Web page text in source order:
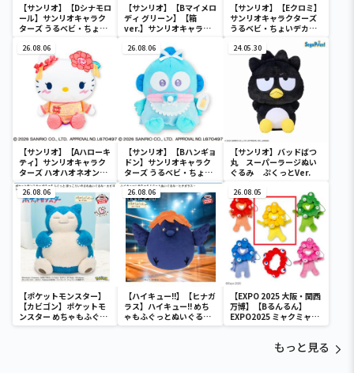
【サンリオ】【Dシナモロ
ール】サンリオキャラク
ターズ うるベビ・ちょい
【サンリオ】【Bマイメロ
ディ グリーン】【箱
ver.】サンリオキャラク
SOFVIMATES～マイメロ
ディ マーメイドver. ～
【サンリオ】【Eクロミ】
サンリオキャラクターズ
うるベビ・ちょいデカド
26.08.06
【サンリオ】【Aハローキ
ティ】サンリオキャラク
ターズ ハオハオネオンタ
ウンドールBIGタイプ1
26.08.06
【サンリオ】【Bハンギョ
ドン】サンリオキャラク
ターズ うるベビ・ちょい
デカドール
24.05.30
【サンリオ】バッドばつ
丸 スーパーラージぬい
ぐるみ ぷくっとVer.
26.08.06
【ポケットモンスター】
【カビゴン】ポケットモ
ンスター めちゃもふぐっ
と ほっこりいやされぬい
26.08.06
【ハイキュー!!】【ヒナガ
ラス】ハイキュー!! めち
ゃもふぐっとぬいぐるみ
～ヒナガラス～
26.08.05
【EXPO 2025 大阪・関西
万博】【Bるんるん】
EXPO2025 ミャクミャク
カラフルゴム紐付きぬい
もっと見る